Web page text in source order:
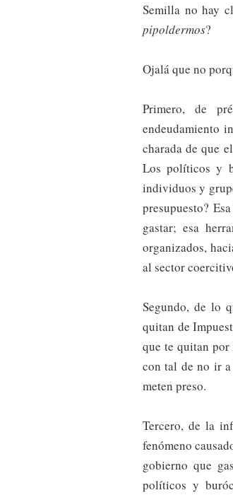
Semilla no hay
pipoldermos?
Ojalá que no
Primero, de
endeudamiento
charada de que
Los políticos y
individuos y
presupuesto?
gastar; esa
organizados,
al sector
Segundo, de lo
quitan de
que te quitan
con tal de no ir
meten preso.
Tercero, de la
fenómeno
gobierno que
políticos y